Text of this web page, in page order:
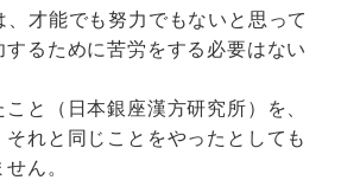
才能でも努力でもないと思って
るために苦労をする必要はない
こと（日本銀座漢方研究所）を、
れと同じことをやったとしても
ん。